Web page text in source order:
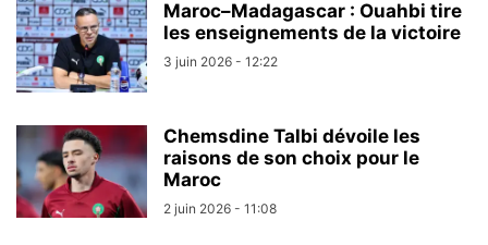
Maroc–Madagascar : Ouahbi tire
les enseignements de la victoire
3 juin 2026 - 12:22
Chemsdine Talbi dévoile les
raisons de son choix pour le
Maroc
2 juin 2026 - 11:08